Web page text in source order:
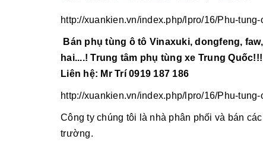
http://xuankien.vn/index.php/lpro/16/Phu-tung-
Bán phụ tùng ô tô Vinaxuki, dongfeng,
hai....! Trung tâm phụ tùng xe Trung Quốc!!!
Liên hệ: Mr Trí 0919 187 186
http://xuankien.vn/index.php/lpro/16/Phu-tung-
Công ty chúng tôi là nhà phân phối và bán
trường.